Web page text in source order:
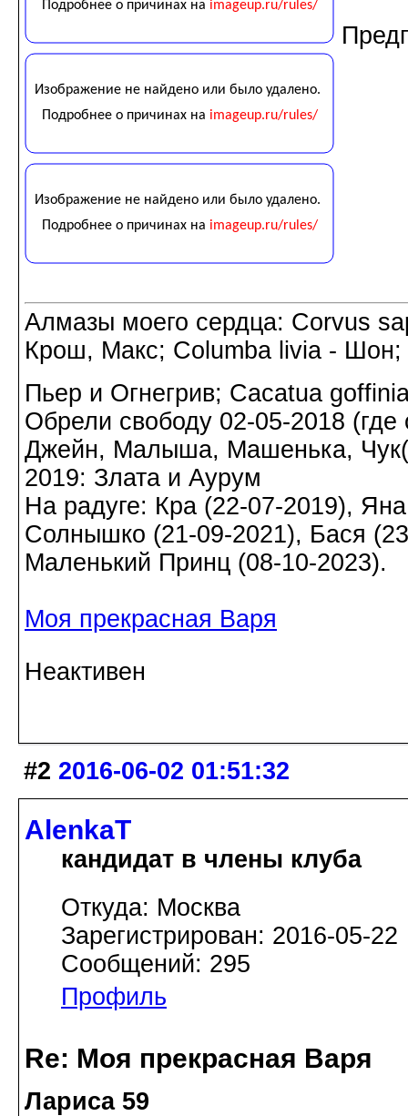
Алмазы моего сердца: Corvus
Крош, Макс; Columba livia -
Пьер и Огнегрив; Cacatua
Обрели свободу 02-05-2018
Джейн, Малыша, Машенька,
2019: Злата и Аурум
На радуге: Кра (22-07-2019),
Солнышко (21-09-2021), Бася
Маленький Принц (08-10-2023).
Моя прекрасная Варя
Неактивен
#2 2016-06-02 01:51:32
AlenkaT
кандидат в члены клуба
Откуда: Москва
Зарегистрирован: 2016-05-22
Сообщений: 295
Профиль
Re: Моя прекрасная Варя
Лариса 59